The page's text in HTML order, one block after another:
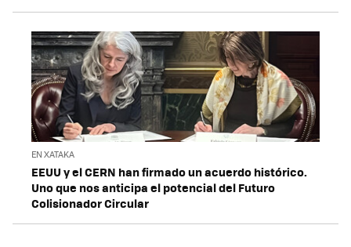
EN XATAKA
EEUU y el CERN han firmado un acuerdo histórico.
Uno que nos anticipa el potencial del Futuro
Colisionador Circular